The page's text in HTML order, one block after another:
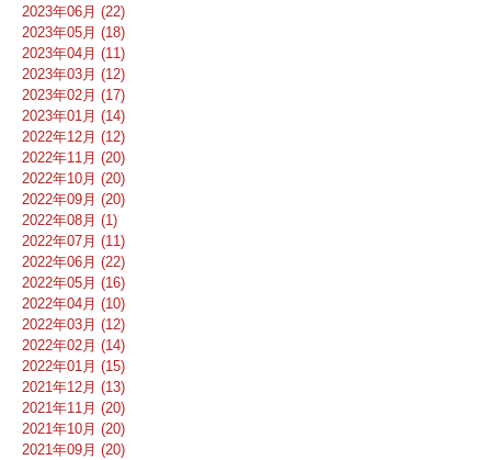
2023年06月 (22)
2023年05月 (18)
2023年04月 (11)
2023年03月 (12)
2023年02月 (17)
2023年01月 (14)
2022年12月 (12)
2022年11月 (20)
2022年10月 (20)
2022年09月 (20)
2022年08月 (1)
2022年07月 (11)
2022年06月 (22)
2022年05月 (16)
2022年04月 (10)
2022年03月 (12)
2022年02月 (14)
2022年01月 (15)
2021年12月 (13)
2021年11月 (20)
2021年10月 (20)
2021年09月 (20)